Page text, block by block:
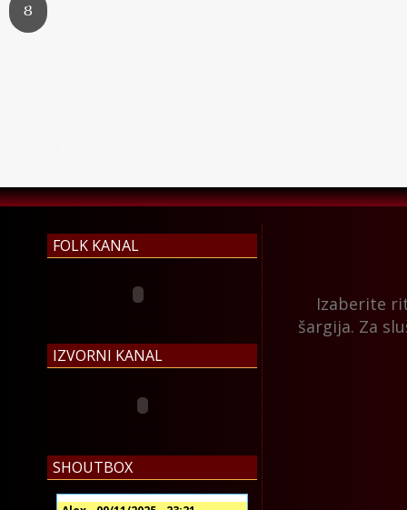
FOLK KANAL
IZVORNI KANAL
SHOUTBOX
Izaberite
šargija. Za